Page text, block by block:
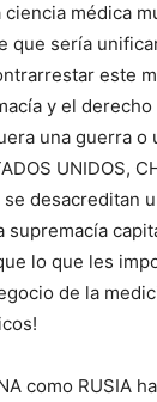
médica
que sería
este
y el
una guerra o
UNIDOS,
se desacreditan
supremacía
lo que les
de la
como RUSIA